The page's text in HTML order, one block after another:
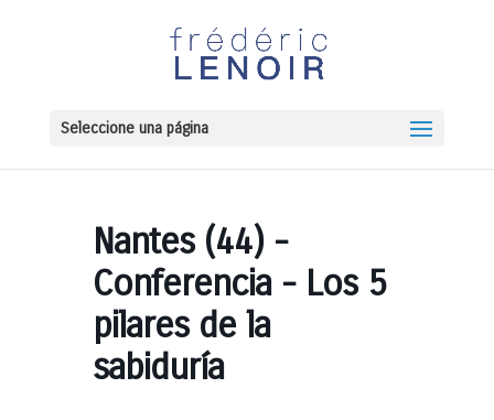
Seleccione una página
Nantes (44) -
Conferencia - Los 5
pilares de la
sabiduría